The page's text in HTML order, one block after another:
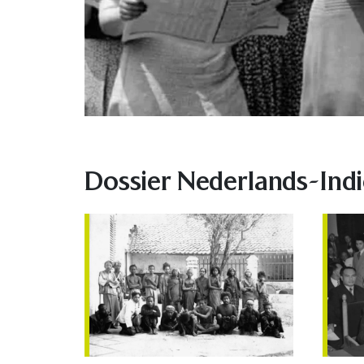
Dossier Nederlands-